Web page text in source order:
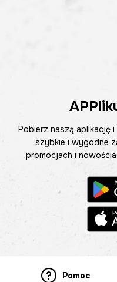
Pobierz naszą aplikację
szybkie i wygodne
promocjach i
Pomoc